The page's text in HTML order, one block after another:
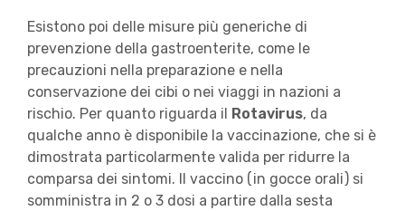
Esistono poi delle misure più generiche di
prevenzione della gastroenterite, come le
precauzioni nella preparazione e nella
conservazione dei cibi o nei viaggi in nazioni a
rischio. Per quanto riguarda il
Rotavirus, da
qualche anno è disponibile la vaccinazione, che si è
dimostrata particolarmente valida per ridurre la
comparsa dei sintomi. Il vaccino (in gocce orali) si
somministra in 2 o 3 dosi a partire dalla sesta